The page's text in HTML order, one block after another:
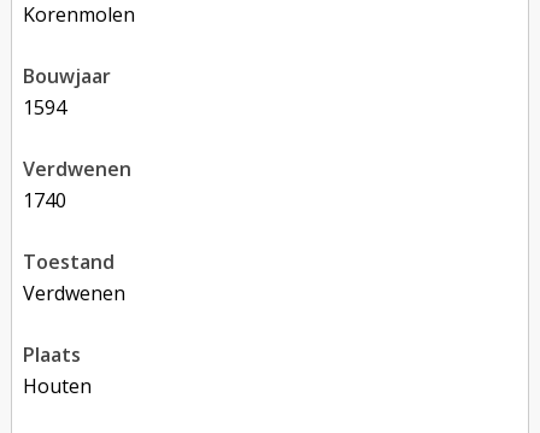
korenmolen
bouwjaar
1594
verdwenen
1740
toestand
verdwenen
plaats
Houten